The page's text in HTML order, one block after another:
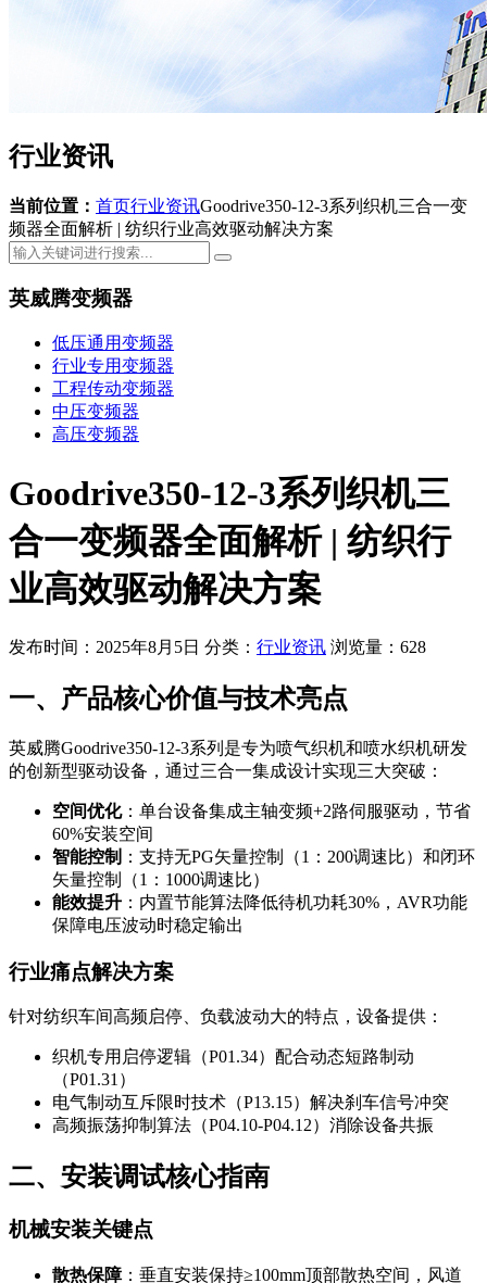
行业资讯
当前位置： 首页行业资讯Goodrive350-12-3系列织机三合一变
频器全面解析 | 纺织行业高效驱动解决方案
英威腾变频器
低压通用变频器
行业专用变频器
工程传动变频器
中压变频器
高压变频器
Goodrive350-12-3系列织机三
合一变频器全面解析 | 纺织行
业高效驱动解决方案
发布时间：2025年8月5日 分类： 行业资讯 浏览量：628
一、产品核心价值与技术亮点
英威腾Goodrive350-12-3系列是专为喷气织机和喷水织机研发
的创新型驱动设备，通过三合一集成设计实现三大突破：
空间优化：单台设备集成主轴变频+2路伺服驱动，节省
60%安装空间
智能控制 ：支持无PG矢量控制（1：200调速比）和闭环
矢量控制（1：1000调速比）
能效提升 ：内置节能算法降低待机功耗30%，AVR功能
保障电压波动时稳定输出
行业痛点解决方案
针对纺织车间高频启停、负载波动大的特点，设备提供：
织机专用启停逻辑（P01.34）配合动态短路制动
（P01.31）
电气制动互斥限时技术（P13.15）解决刹车信号冲突
高频振荡抑制算法（P04.10-P04.12）消除设备共振
二、安装调试核心指南
机械安装关键点
散热保障：垂直安装保持≥100mm顶部散热空间，风道